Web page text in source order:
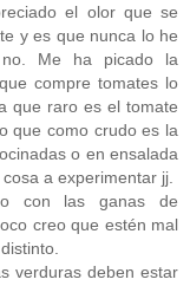
el olor que se
y es que nunca lo he
Me ha picado la
compre tomates lo
que raro es el tomate
que como crudo es la
o en ensalada
a experimentar jj.
con las ganas de
creo que estén mal
verduras deben estar